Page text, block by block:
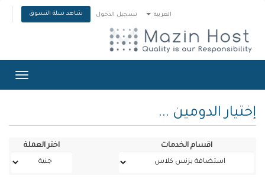
العربية تسجيل الدخول شاهد سلة التسوق
إختيار الدومين ...
اقسام الخدمات اختر العملة